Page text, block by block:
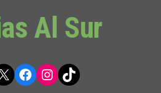
Al Sur
Facebook
Instagram
TikTok